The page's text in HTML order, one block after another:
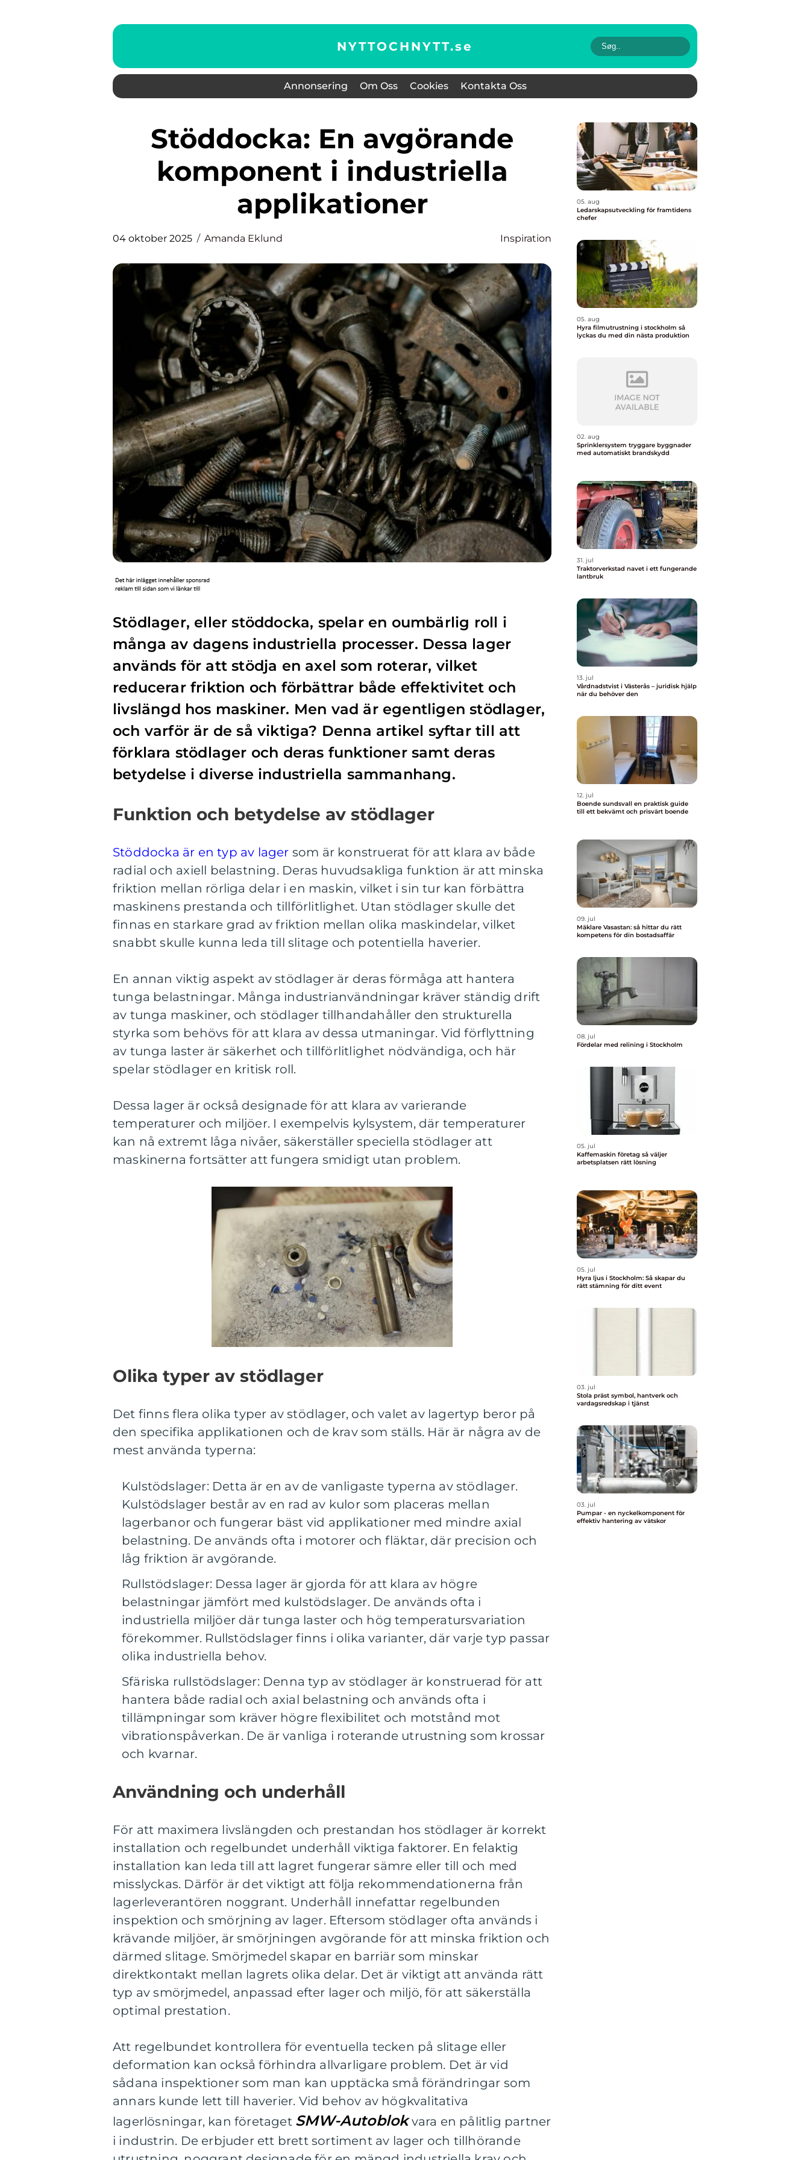
NYTTOCHNYTT.se
Annonsering Om Oss Cookies Kontakta Oss
Stöddocka: En avgörande
komponent i industriella
applikationer
04 oktober 2025 Amanda Eklund Inspiration
Stödlager, eller stöddocka, spelar en oumbärlig roll i
många av dagens industriella processer. Dessa lager
används för att stödja en axel som roterar, vilket
reducerar friktion och förbättrar både effektivitet och
livslängd hos maskiner. Men vad är egentligen stödlager,
och varför är de så viktiga? Denna artikel syftar till att
förklara stödlager och deras funktioner samt deras
betydelse i diverse industriella sammanhang.
Funktion och betydelse av stödlager
Stöddocka är en typ av lager som är konstruerat för att klara av både
radial och axiell belastning. Deras huvudsakliga funktion är att minska
friktion mellan rörliga delar i en maskin, vilket i sin tur kan förbättra
maskinens prestanda och tillförlitlighet. Utan stödlager skulle det
finnas en starkare grad av friktion mellan olika maskindelar, vilket
snabbt skulle kunna leda till slitage och potentiella haverier.
En annan viktig aspekt av stödlager är deras förmåga att hantera
tunga belastningar. Många industrianvändningar kräver ständig drift
av tunga maskiner, och stödlager tillhandahåller den strukturella
styrka som behövs för att klara av dessa utmaningar. Vid förflyttning
av tunga laster är säkerhet och tillförlitlighet nödvändiga, och här
spelar stödlager en kritisk roll.
Dessa lager är också designade för att klara av varierande
temperaturer och miljöer. I exempelvis kylsystem, där temperaturer
kan nå extremt låga nivåer, säkerställer speciella stödlager att
maskinerna fortsätter att fungera smidigt utan problem.
Olika typer av stödlager
Det finns flera olika typer av stödlager, och valet av lagertyp beror på
den specifika applikationen och de krav som ställs. Här är några av de
mest använda typerna:
Kulstödslager: Detta är en av de vanligaste typerna av stödlager.
Kulstödslager består av en rad av kulor som placeras mellan
lagerbanor och fungerar bäst vid applikationer med mindre axial
belastning. De används ofta i motorer och fläktar, där precision och
låg friktion är avgörande.
Rullstödslager: Dessa lager är gjorda för att klara av högre
belastningar jämfört med kulstödslager. De används ofta i
industriella miljöer där tunga laster och hög temperatursvariation
förekommer. Rullstödslager finns i olika varianter, där varje typ passar
olika industriella behov.
Sfäriska rullstödslager: Denna typ av stödlager är konstruerad för att
hantera både radial och axial belastning och används ofta i
tillämpningar som kräver högre flexibilitet och motstånd mot
vibrationspåverkan. De är vanliga i roterande utrustning som krossar
och kvarnar.
Användning och underhåll
För att maximera livslängden och prestandan hos stödlager är korrekt
installation och regelbundet underhåll viktiga faktorer. En felaktig
installation kan leda till att lagret fungerar sämre eller till och med
misslyckas. Därför är det viktigt att följa rekommendationerna från
lagerleverantören noggrant. Underhåll innefattar regelbunden
inspektion och smörjning av lager. Eftersom stödlager ofta används i
krävande miljöer, är smörjningen avgörande för att minska friktion och
därmed slitage. Smörjmedel skapar en barriär som minskar
direktkontakt mellan lagrets olika delar. Det är viktigt att använda rätt
typ av smörjmedel, anpassad efter lager och miljö, för att säkerställa
optimal prestation.
Att regelbundet kontrollera för eventuella tecken på slitage eller
deformation kan också förhindra allvarligare problem. Det är vid
sådana inspektioner som man kan upptäcka små förändringar som
annars kunde lett till haverier. Vid behov av högkvalitativa
lagerlösningar, kan företaget SMW-Autoblokvara en pålitlig partner
i industrin. De erbjuder ett brett sortiment av lager och tillhörande
05. aug
Ledarskapsutveckling för framtidens
chefer
05. aug
Hyra filmutrustning i stockholm så
lyckas du med din nästa produktion
02. aug
Sprinklersystem tryggare byggnader
med automatiskt brandskydd
31. jul
Traktorverkstad navet i ett fungerande
lantbruk
13. jul
Vårdnadstvist i Västerås – juridisk hjälp
när du behöver den
12. jul
Boende sundsvall en praktisk guide
till ett bekvämt och prisvärt boende
09. jul
Mäklare Vasastan: så hittar du rätt
kompetens för din bostadsaffär
08. jul
Fördelar med relining i Stockholm
05. jul
Kaffemaskin företag så väljer
arbetsplatsen rätt lösning
05. jul
Hyra ljus i Stockholm: Så skapar du
rätt stämning för ditt event
03. jul
Stola präst symbol, hantverk och
vardagsredskap i tjänst
03. jul
Pumpar - en nyckelkomponent för
effektiv hantering av vätskor